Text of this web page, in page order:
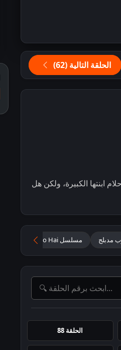
الحلقة التالية (62)
ابنتها الكبيرة، ولكن هل
مدبلج مسلسل Seher Hone Ko Hai لحن القلوب مدبلج
الحلقة 88